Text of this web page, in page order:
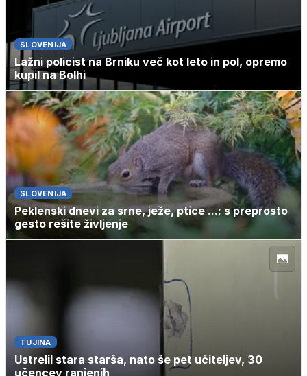
SLOVENIJA
Lažni policist na Brniku več kot leto in pol, opremo
kupil na Bolhi
SLOVENIJA
Peklenski dnevi za srne, ježe, ptice ...: s preprosto
gesto rešite življenje
TUJINA
Ustrelil stara starša, nato še pet učiteljev, 30
učencev ranjenih